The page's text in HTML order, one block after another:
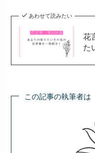
あわせて読みたい
花
た
この記事の執筆者は